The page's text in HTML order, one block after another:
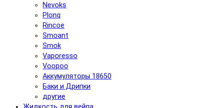
Nevoks
Plonq
Rincoe
Smoant
Smok
Vaporesso
Voopoo
Аккумуляторы 18650
Баки и Дрипки
другие